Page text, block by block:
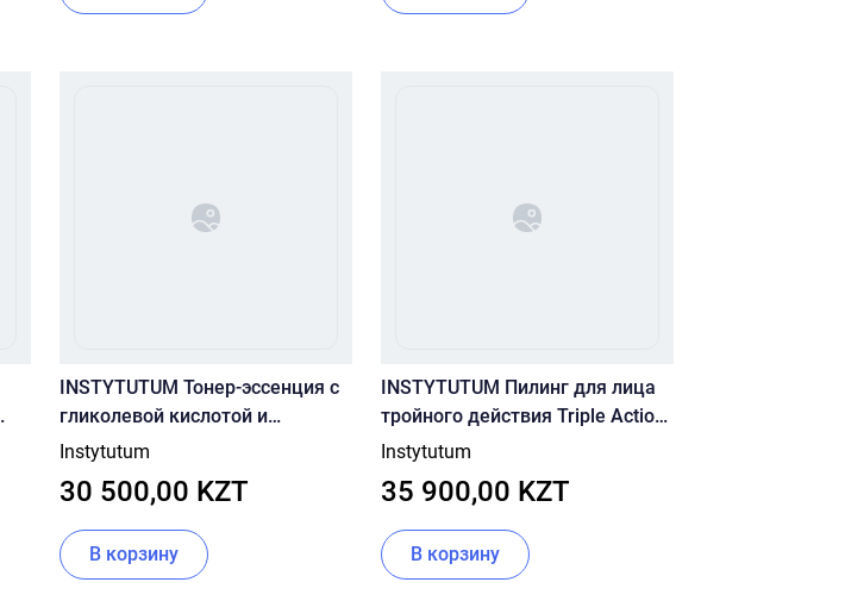
INSTYTUTUM Тонер-эссенция с
гликолевой кислотой и
ниацинамидом Resurfacing
Instytutum
30 500,00 KZT
В корзину
INSTYTUTUM Пилинг для лица
тройного действия Triple Action
Resurfacing Peel 60ml
Instytutum
35 900,00 KZT
В корзину